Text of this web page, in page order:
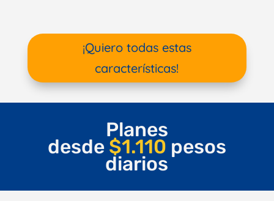
¡Quiero todas estas
características!
Planes
desde $1.110 pesos
diarios